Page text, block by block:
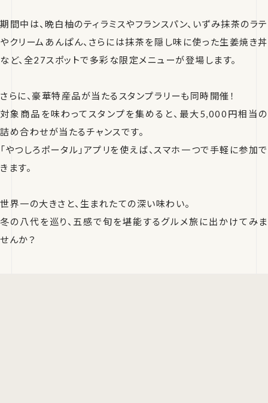
期間中は、晩白柚のティラミスやフランスパン、いずみ抹茶のラテ
やクリームあんぱん、さらには抹茶を隠し味に使った生姜焼き丼
など、全27スポットで多彩な限定メニューが登場します。
さらに、豪華特産品が当たるスタンプラリーも同時開催！
対象商品を味わってスタンプを集めると、最大5,000円相当の
詰め合わせが当たるチャンスです。
「やつしろポータル」アプリを使えば、スマホ一つで手軽に参加で
きます。
世界一の大きさと、生まれたての深い味わい。
冬の八代を巡り、五感で旬を堪能するグルメ旅に出かけてみま
せんか？